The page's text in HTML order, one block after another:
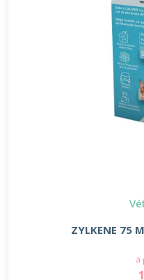
ZYLKENE 75
à